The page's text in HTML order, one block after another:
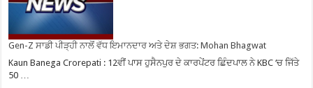
Gen-Z ਸਾਡੀ ਪੀੜ੍ਹੀ ਨਾਲੋਂ ਵੱਧ ਇਮਾਨਦਾਰ ਅਤੇ ਦੇਸ਼ ਭਗਤ: Mohan Bhagwat
Kaun Banega Crorepati : 12ਵੀਂ ਪਾਸ ਹੁਸੈਨਪੁਰ ਦੇ ਕਾਰਪੇਂਟਰ ਛਿੰਦਪਾਲ ਨੇ KBC ‘ਚ ਜਿੱਤੇ
50 …